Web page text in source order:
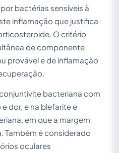
bactérias sensíveis à
inflamação que justifica
O critério
de componente
provável e de inflamação
bacteriana com
dor, e na blefarite e
em que a margem
Também é considerado
oculares